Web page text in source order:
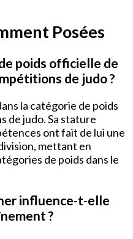
Posées
poids officielle de
de judo ?
la catégorie de poids
de judo. Sa stature
ont fait de lui une
mettant en
de poids dans le
influence-t-elle
?